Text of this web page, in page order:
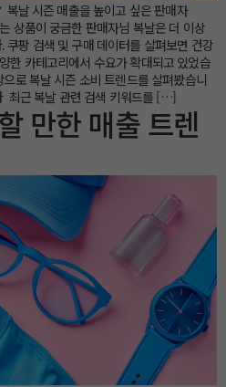
날 시즌 매출을 높이고 싶은 판매자
상품이 궁금한 판매자님 복날은 더 이상
쿠팡 검색 및 구매 데이터를 살펴보면 건강
한 카테고리에서 수요가 확대되고 있었습
로 복날 시즌 소비 트렌드를 살펴봤습니
최근 복날 관련 검색 키워드를 […]
만한 매출 트렌